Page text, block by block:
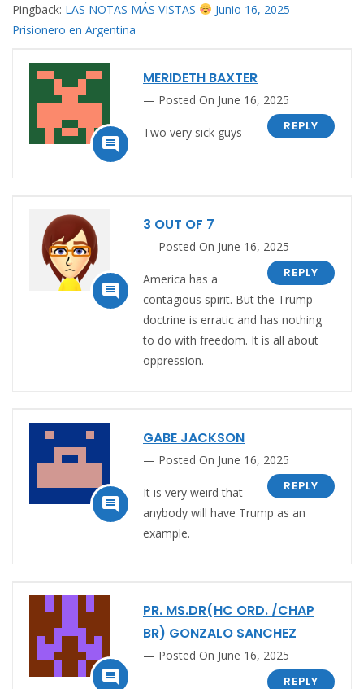
Pingback: LAS NOTAS MÁS VISTAS
Junio 16, 2025 –
Prisionero en Argentina

MERIDETH BAXTER
Posted On June 16, 2025
REPLY
Two very sick guys

3 OUT OF 7
Posted On June 16, 2025
REPLY
America has a
contagious spirit. But the Trump
doctrine is erratic and has nothing
to do with freedom. It is all about
oppression.

GABE JACKSON
Posted On June 16, 2025
REPLY
It is very weird that
anybody will have Trump as an
example.

PR. MS.DR(HC ORD. /CHAP
BR) GONZALO SANCHEZ
Posted On June 16, 2025
REPLY